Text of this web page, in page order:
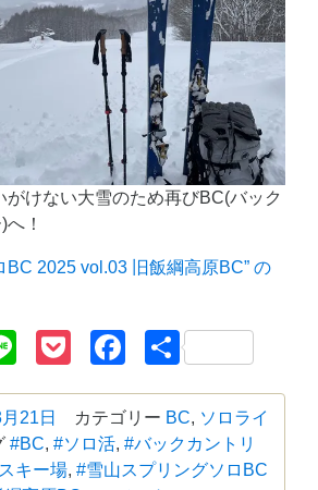
がけない大雪のため再びBC(バック
！
BC 2025 vol.03 旧飯綱高原BC” の
Line PocketFacebook
共
21日 カテゴリー BC, ソロライ
#BC, #ソロ活, #バックカントリ
キー場, #雪山スプリングソロBC